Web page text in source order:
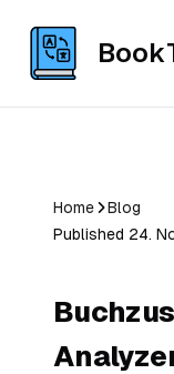
Home
Blog
Published 24.